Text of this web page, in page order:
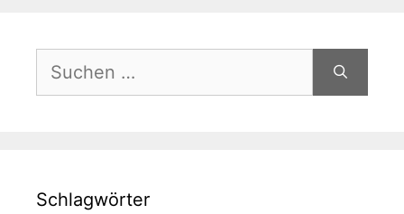
nach:
Schlagwörter